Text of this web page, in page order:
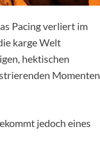
Pacing verliert im
karge Welt
hektischen
Momenten
jedoch eines